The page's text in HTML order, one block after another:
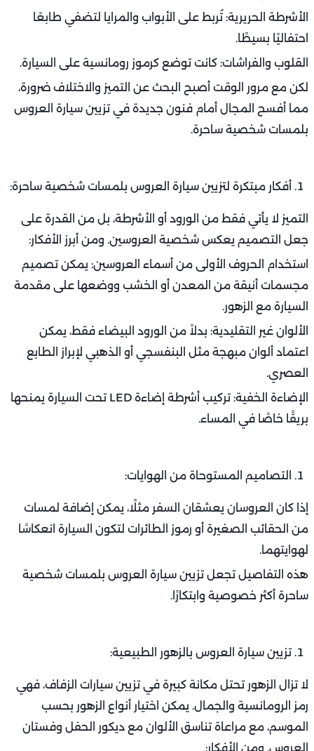
الأشرطة الحريرية: تُربط على الأبواب والمرايا لتضفي طابعًا
احتفاليًا بسيطًا.
القلوب والفراشات: كانت توضع كرموز رومانسية على السيارة.
لكن مع مرور الوقت أصبح البحث عن التميز والاختلاف ضرورة،
مما أفسح المجال أمام فنون جديدة في تزيين سيارة العروس
بلمسات شخصية ساحرة.
أفكار مبتكرة لتزيين سيارة العروس بلمسات شخصية ساحرة:
التميز لا يأتي فقط من الورود أو الأشرطة، بل من القدرة على
جعل التصميم يعكس شخصية العروسين. ومن أبرز الأفكار:
استخدام الحروف الأولى من أسماء العروسين: يمكن تصميم
مجسمات أنيقة من المعدن أو الخشب ووضعها على مقدمة
السيارة مع الزهور.
الألوان غير التقليدية: بدلاً من الورود البيضاء فقط، يمكن
اعتماد ألوان مبهجة مثل البنفسجي أو الذهبي لإبراز الطابع
العصري.
الإضاءة الخفية: تركيب أشرطة إضاءة LED تحت السيارة يمنحها
بريقًا خاصًا في المساء.
التصاميم المستوحاة من الهوايات:
إذا كان العروسان يعشقان السفر مثلًا، يمكن إضافة لمسات
من الحقائب الصغيرة أو رموز الطائرات لتكون السيارة انعكاسًا
لهوايتهما.
هذه التفاصيل تجعل تزيين سيارة العروس بلمسات شخصية
ساحرة أكثر خصوصية وابتكارًا.
تزيين سيارة العروس بالزهور الطبيعية:
لا تزال الزهور تحتل مكانة كبيرة في تزيين سيارات الزفاف، فهي
رمز الرومانسية والجمال. يمكن اختيار أنواع الزهور بحسب
الموسم، مع مراعاة تناسق الألوان مع ديكور الحفل وفستان
العروس. ومن الأفكار: